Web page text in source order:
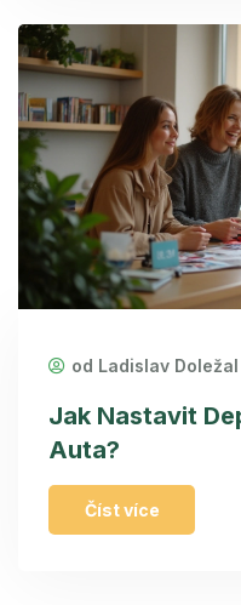
od Ladislav Doležal
Jak Nastavit
Auta?
Číst více